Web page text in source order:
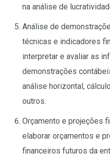
na análise de
Análise de
técnicas e indicadores
interpretar e avaliar as
demonstrações
análise horizontal,
outros.
Orçamento e projeções
elaborar orçamentos e
financeiros futuros da